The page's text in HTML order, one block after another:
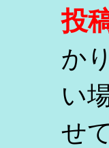
投
か
い
せ